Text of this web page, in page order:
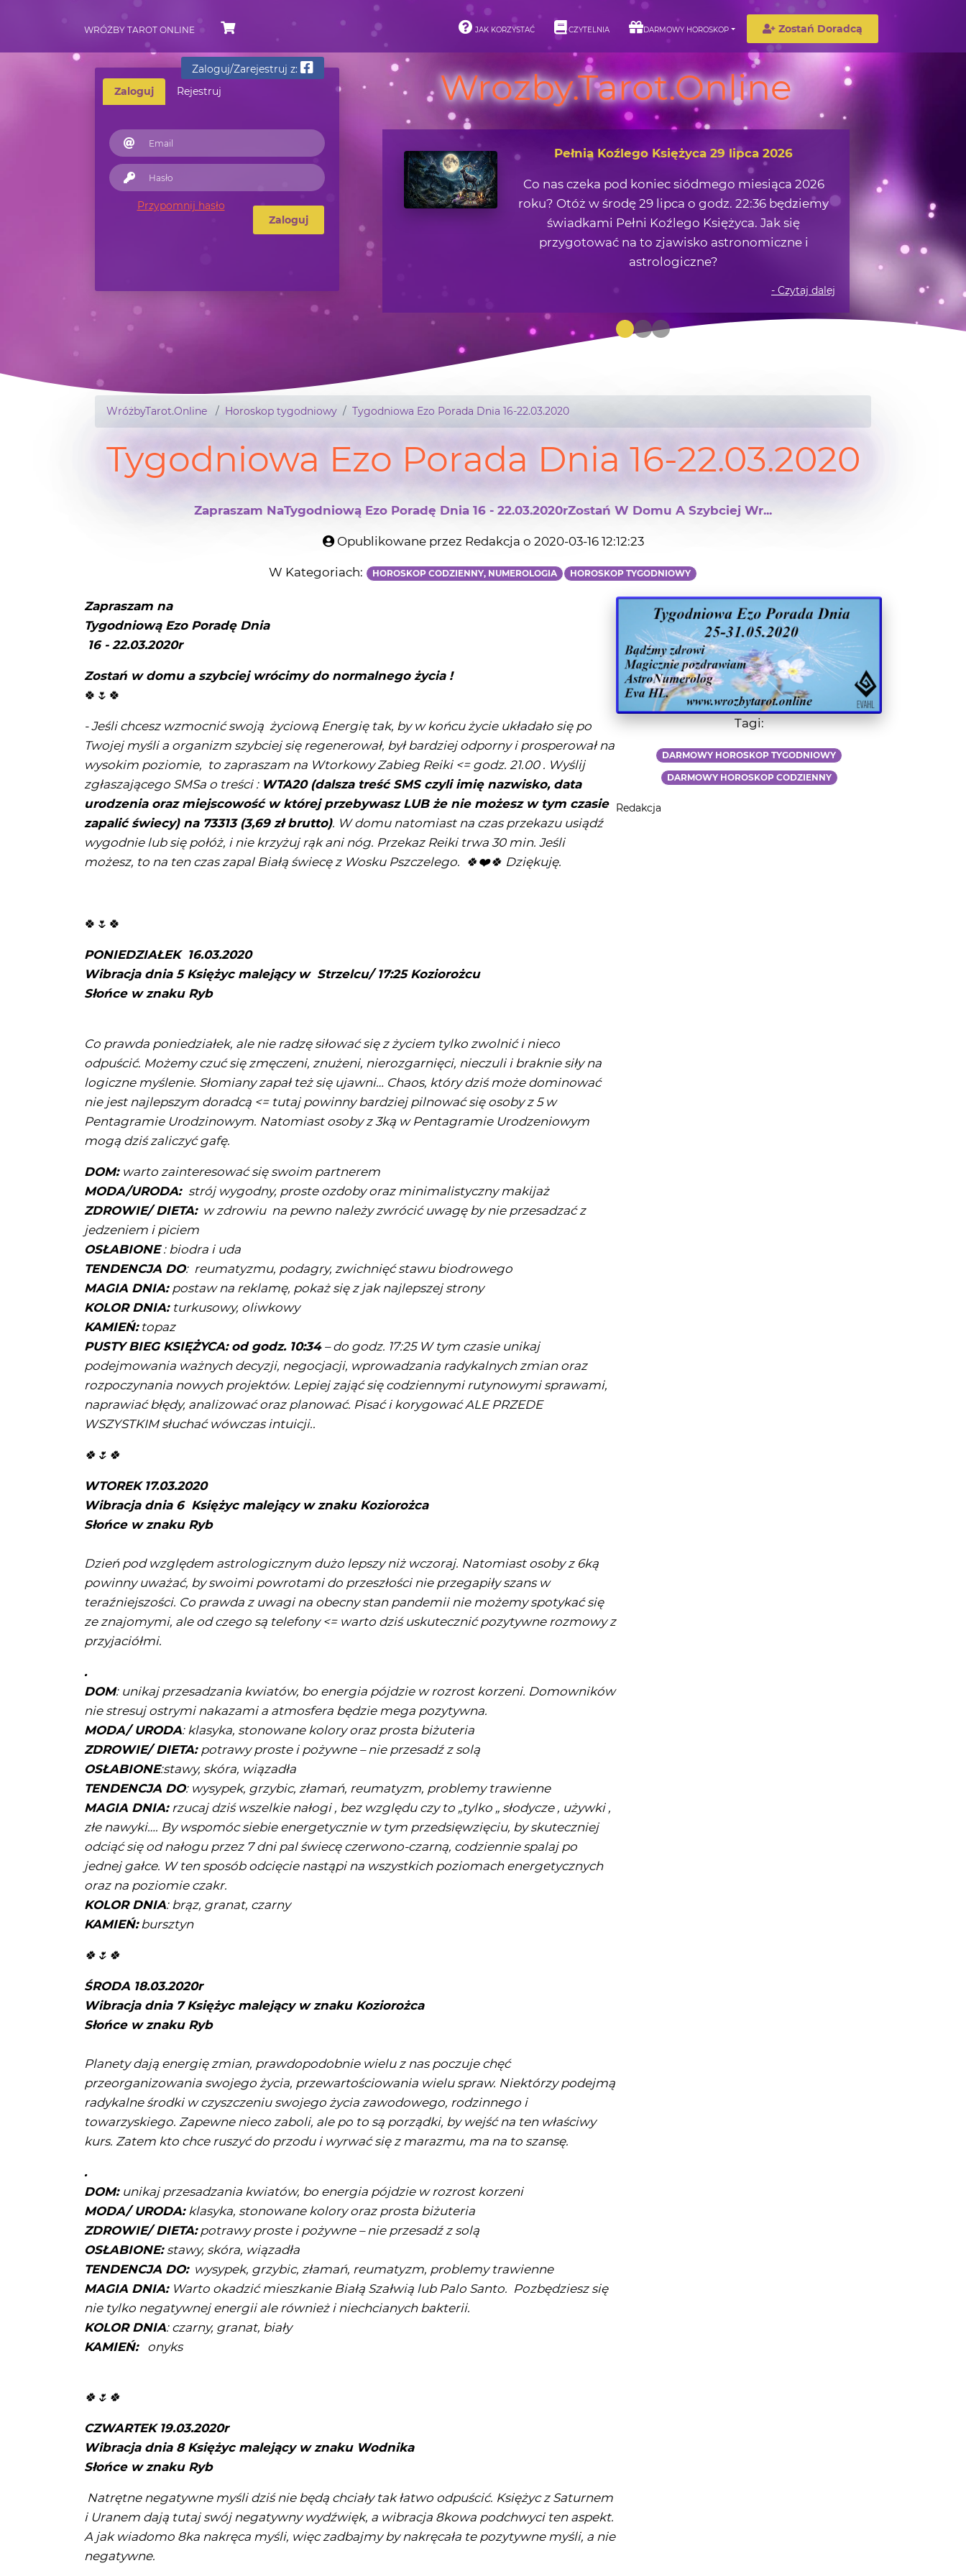
WRÓŻBY TAROT ONLINE JAK KORZYSTAĆ CZYTELNIA DARMOWY HOROSKOP Zostań Doradcą
Zaloguj Rejestruj
Zaloguj/Zarejestruj z:
Przypomnij hasło
Zaloguj
Wrozby.Tarot.Online
Pełnia Koźlego Księżyca 29 lipca 2026
Co nas czeka pod koniec siódmego miesiąca 2026
roku? Otóż w środę 29 lipca o godz. 22:36 będziemy
świadkami Pełni Koźlego Księżyca. Jak się
przygotować na to zjawisko astronomiczne i
astrologiczne?
- Czytaj dalej
WróżbyTarot.Online Horoskop tygodniowy Tygodniowa Ezo Porada Dnia 16-22.03.2020
Tygodniowa Ezo Porada Dnia 16-22.03.2020
Zapraszam NaTygodniową Ezo Poradę Dnia 16 - 22.03.2020rZostań W Domu A Szybciej Wr...
Opublikowane przez Redakcja o 2020-03-16 12:12:23
W Kategoriach: HOROSKOP CODZIENNY, NUMEROLOGIA HOROSKOP TYGODNIOWY
Zapraszam na
Tygodniową Ezo Poradę Dnia
16 - 22.03.2020r
Zostań w domu a szybciej wrócimy do normalnego życia !
🍀🌷🍀
- Jeśli chcesz wzmocnić swoją życiową Energię tak, by w końcu życie układało się po
Twojej myśli a organizm szybciej się regenerował, był bardziej odporny i prosperował na
wysokim poziomie, to zapraszam na Wtorkowy Zabieg Reiki <= godz. 21.00 . Wyślij
zgłaszającego SMSa o treści : WTA20 (dalsza treść SMS czyli imię nazwisko, data
urodzenia oraz miejscowość w której przebywasz LUB że nie możesz w tym czasie
zapalić świecy) na 73313 (3,69 zł brutto). W domu natomiast na czas przekazu usiądź
wygodnie lub się połóż, i nie krzyżuj rąk ani nóg. Przekaz Reiki trwa 30 min. Jeśli
możesz, to na ten czas zapal Białą świecę z Wosku Pszczelego. 🍀❤🍀 Dziękuję.
🍀🌷🍀
PONIEDZIAŁEK 16.03.2020
Wibracja dnia 5 Księżyc malejący w Strzelcu/ 17:25 Koziorożcu
Słońce w znaku Ryb
Co prawda poniedziałek, ale nie radzę siłować się z życiem tylko zwolnić i nieco
odpuścić. Możemy czuć się zmęczeni, znużeni, nierozgarnięci, nieczuli i braknie siły na
logiczne myślenie. Słomiany zapał też się ujawni… Chaos, który dziś może dominować
nie jest najlepszym doradcą <= tutaj powinny bardziej pilnować się osoby z 5 w
Pentagramie Urodzinowym. Natomiast osoby z 3ką w Pentagramie Urodzeniowym
mogą dziś zaliczyć gafę.
DOM: warto zainteresować się swoim partnerem
MODA/URODA: strój wygodny, proste ozdoby oraz minimalistyczny makijaż
ZDROWIE/ DIETA:w zdrowiu na pewno należy zwrócić uwagę by nie przesadzać z
jedzeniem i piciem
OSŁABIONE: biodra i uda
TENDENCJA DO: reumatyzmu, podagry, zwichnięć stawu biodrowego
MAGIA DNIA: postaw na reklamę, pokaż się z jak najlepszej strony
KOLOR DNIA: turkusowy, oliwkowy
KAMIEŃ:topaz
PUSTY BIEG KSIĘŻYCA: od godz. 10:34– do godz. 17:25 W tym czasie unikaj
podejmowania ważnych decyzji, negocjacji, wprowadzania radykalnych zmian oraz
rozpoczynania nowych projektów. Lepiej zająć się codziennymi rutynowymi sprawami,
naprawiać błędy, analizować oraz planować. Pisać i korygować ALE PRZEDE
WSZYSTKIM słuchać wówczas intuicji..
🍀🌷🍀
WTOREK 17.03.2020
Wibracja dnia 6 Księżyc malejący w znaku Koziorożca
Słońce w znaku Ryb
Dzień pod względem astrologicznym dużo lepszy niż wczoraj. Natomiast osoby z 6ką
powinny uważać, by swoimi powrotami do przeszłości nie przegapiły szans w
teraźniejszości. Co prawda z uwagi na obecny stan pandemii nie możemy spotykać się
ze znajomymi, ale od czego są telefony <= warto dziś uskutecznić pozytywne rozmowy z
przyjaciółmi.
.
DOM: unikaj przesadzania kwiatów, bo energia pójdzie w rozrost korzeni. Domowników
nie stresuj ostrymi nakazami a atmosfera będzie mega pozytywna.
MODA/ URODA: klasyka, stonowane kolory oraz prosta biżuteria
ZDROWIE/ DIETA: potrawy proste i pożywne – nie przesadź z solą
OSŁABIONE:stawy, skóra, wiązadła
TENDENCJA DO: wysypek, grzybic, złamań, reumatyzm, problemy trawienne
MAGIA DNIA: rzucaj dziś wszelkie nałogi , bez względu czy to „tylko „ słodycze , używki ,
złe nawyki…. By wspomóc siebie energetycznie w tym przedsięwzięciu, by skuteczniej
odciąć się od nałogu przez 7 dni pal świecę czerwono-czarną, codziennie spalaj po
jednej gałce. W ten sposób odcięcie nastąpi na wszystkich poziomach energetycznych
oraz na poziomie czakr.
KOLOR DNIA: brąz, granat, czarny
KAMIEŃ:bursztyn
🍀🌷🍀
ŚRODA 18.03.2020r
Wibracja dnia 7 Księżyc malejący w znaku Koziorożca
Słońce w znaku Ryb
Planety dają energię zmian, prawdopodobnie wielu z nas poczuje chęć
przeorganizowania swojego życia, przewartościowania wielu spraw. Niektórzy podejmą
radykalne środki w czyszczeniu swojego życia zawodowego, rodzinnego i
towarzyskiego. Zapewne nieco zaboli, ale po to są porządki, by wejść na ten właściwy
kurs. Zatem kto chce ruszyć do przodu i wyrwać się z marazmu, ma na to szansę.
.
DOM: unikaj przesadzania kwiatów, bo energia pójdzie w rozrost korzeni
MODA/ URODA: klasyka, stonowane kolory oraz prosta biżuteria
ZDROWIE/ DIETA:potrawy proste i pożywne – nie przesadź z solą
OSŁABIONE: stawy, skóra, wiązadła
TENDENCJA DO: wysypek, grzybic, złamań, reumatyzm, problemy trawienne
MAGIA DNIA: Warto okadzić mieszkanie Białą Szałwią lub Palo Santo. Pozbędziesz się
nie tylko negatywnej energii ale również i niechcianych bakterii.
KOLOR DNIA: czarny, granat, biały
KAMIEŃ: onyks
🍀🌷🍀
CZWARTEK 19.03.2020r
Wibracja dnia 8 Księżyc malejący w znaku Wodnika
Słońce w znaku Ryb
Natrętne negatywne myśli dziś nie będą chciały tak łatwo odpuścić. Księżyc z Saturnem
i Uranem dają tutaj swój negatywny wydźwięk, a wibracja 8kowa podchwyci ten aspekt.
A jak wiadomo 8ka nakręca myśli, więc zadbajmy by nakręcała te pozytywne myśli, a nie
negatywne.
Tagi:
DARMOWY HOROSKOP TYGODNIOWY
DARMOWY HOROSKOP CODZIENNY
Redakcja